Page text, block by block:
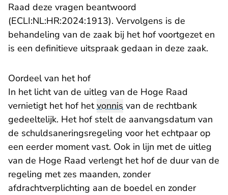
Raad deze vragen beantwoord
(ECLI:NL:HR:2024:1913- U verlaat Rechtspraak.nl
). Vervolgens is de
behandeling van de zaak bij het hof voortgezet en
is een definitieve uitspraak gedaan in deze zaak.
Oordeel van het hof
In het licht van de uitleg van de Hoge Raad
vernietigt het hof hetvonnis van de rechtbank
gedeeltelijk. Het hof stelt de aanvangsdatum van
de schuldsaneringsregeling voor het echtpaar op
een eerder moment vast. Ook in lijn met de uitleg
van de Hoge Raad verlengt het hof de duur van de
regeling met zes maanden, zonder
afdrachtverplichting aan de boedel en zonder